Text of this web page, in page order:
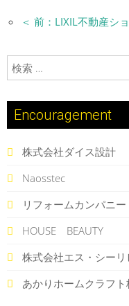
＜ 前：LIXIL不動産シ
検索:
Encouragement
株式会社ダイス設計
Naosstec
リフォームカンパニ
HOUSE BEAUTY
株式会社エス・シー
あかりホームクラフ